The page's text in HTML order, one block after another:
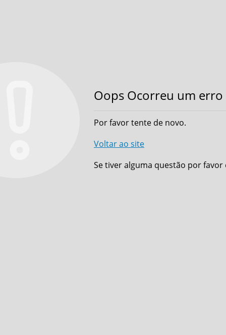
Oops Ocorreu um
Por favor tente de novo.
Voltar ao site
Se tiver alguma questão por favor